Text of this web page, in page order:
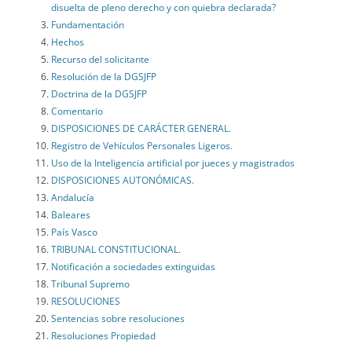
disuelta de pleno derecho y con quiebra declarada?
Fundamentación
Hechos
Recurso del solicitante
Resolución de la DGSJFP
Doctrina de la DGSJFP
Comentario
DISPOSICIONES DE CARÁCTER GENERAL.
Registro de Vehículos Personales Ligeros.
Uso de la Inteligencia artificial por jueces y magistrados
DISPOSICIONES AUTONÓMICAS.
Andalucía
Baleares
País Vasco
TRIBUNAL CONSTITUCIONAL.
Notificación a sociedades extinguidas
Tribunal Supremo
RESOLUCIONES
Sentencias sobre resoluciones
Resoluciones Propiedad